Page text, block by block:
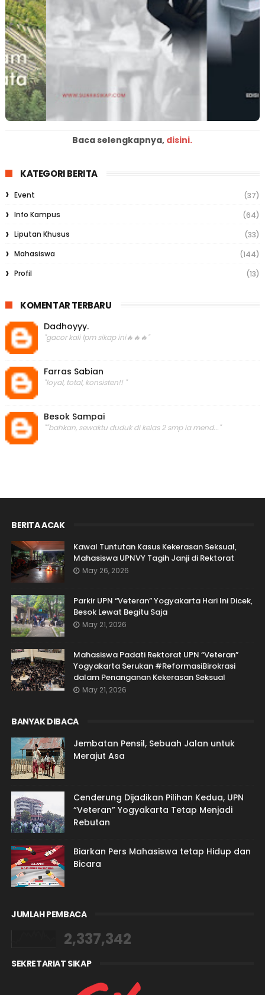
Baca selengkapnya, disini.
KATEGORI BERITA
Event
(37)
Info Kampus
(64)
Liputan Khusus
(33)
Mahasiswa
(144)
Profil
(13)
KOMENTAR TERBARU
Dadhoyyy.
"gacor kali lpm sikap ini🔥🔥🔥"
Farras Sabian
"loyal, total, konsisten!! "
Besok Sampai
""bahkan, sewaktu duduk di kelas 2 smp ia mend..."
BERITA ACAK
Kawal Tuntutan Kasus Kekerasan Seksual,
Mahasiswa UPNVY Tagih Janji di Rektorat
May 26, 2026
Parkir UPN “Veteran” Yogyakarta Hari Ini Dicek,
Besok Lewat Begitu Saja
May 21, 2026
Mahasiswa Padati Rektorat UPN “Veteran”
Yogyakarta Serukan #ReformasiBirokrasi
dalam Penanganan Kekerasan Seksual
May 21, 2026
BANYAK DIBACA
Jembatan Pensil, Sebuah Jalan untuk
Merajut Asa
Cenderung Dijadikan Pilihan Kedua, UPN
“Veteran” Yogyakarta Tetap Menjadi
Rebutan
Biarkan Pers Mahasiswa tetap Hidup dan
Bicara
JUMLAH PEMBACA
2,337,342
SEKRETARIAT SIKAP